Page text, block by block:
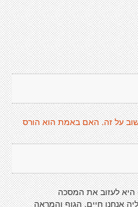
על זה. האם באמת הוא הורס
היא לעזוב את המסכה
אנחנו חיים, הגוף והמראה